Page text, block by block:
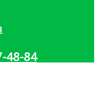
48-84